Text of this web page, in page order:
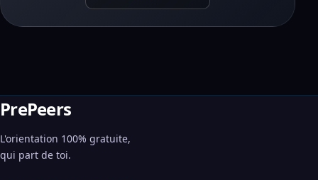
PrePeers
L'orientation 100% gratuite,
qui part de toi.